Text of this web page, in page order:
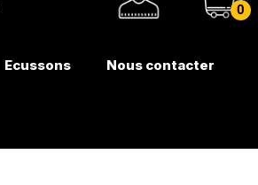
0
Ecussons Nous contacter